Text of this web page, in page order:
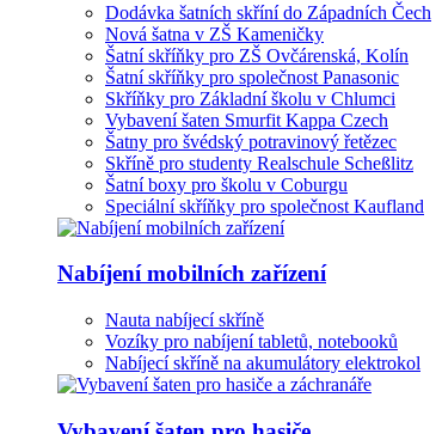
Dodávka šatních skříní do Západních Čech
Nová šatna v ZŠ Kameničky
Šatní skříňky pro ZŠ Ovčárenská, Kolín
Šatní skříňky pro společnost Panasonic
Skříňky pro Základní školu v Chlumci
Vybavení šaten Smurfit Kappa Czech
Šatny pro švédský potravinový řetězec
Skříně pro studenty Realschule Scheßlitz
Šatní boxy pro školu v Coburgu
Speciální skříňky pro společnost Kaufland
Nabíjení mobilních zařízení
Nauta nabíjecí skříně
Vozíky pro nabíjení tabletů, notebooků
Nabíjecí skříně na akumulátory elektrokol